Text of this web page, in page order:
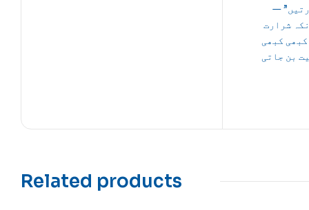
—
شرارت
کبھی
بن جاتی
Related products